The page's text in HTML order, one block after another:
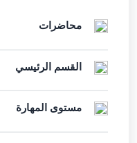
محاضرات
القسم الرئيسي
مستوى المهارة